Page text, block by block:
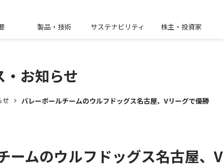
製品・技術 サステナビリティ 株主・投資家
お知らせ
せ バレーボールチームのウルフドッグス名古屋、Vリーグで優勝
ームのウルフドッグス名古屋、